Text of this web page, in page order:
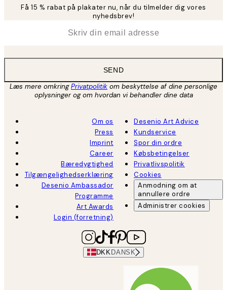
Få 15 % rabat på plakater nu, når du tilmelder dig vores
nyhedsbrev!
SEND
Læs mere omkringPrivatpolitik om beskyttelse af dine personlige
oplysninger og om hvordan vi behandler dine data
Om os
Press
Imprint
Career
Bæredygtighed
Tilgængelighedserklæring
Desenio Ambassador
Programme
Art Awards
Login (forretning)
Desenio Art Advice
Kundservice
Spor din ordre
Købsbetingelser
Privatlivspolitik
Cookies
Anmodning om at
annullere ordre
Administrer cookies
DKK DANSK